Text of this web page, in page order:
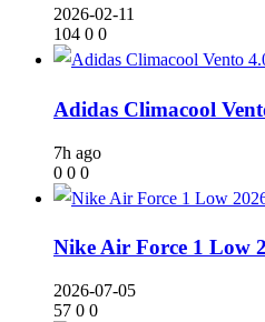
2026-02-11
104 0 0
Adidas Climacool
7h ago
0 0 0
Nike Air Force 1 Low
2026-07-05
57 0 0